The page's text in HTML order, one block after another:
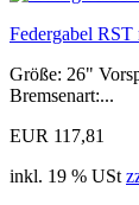
Federgabel
Größe: 26"
Bremsenart:...
EUR 117,81
inkl. 19 % USt